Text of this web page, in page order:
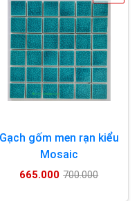
Gạch gốm men rạn kiểu
Mosaic
665.000 700.000